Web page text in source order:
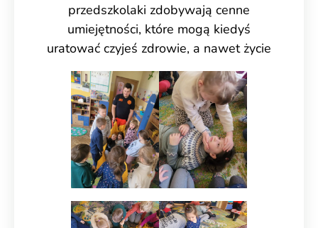
przedszkolaki zdobywają cenne
umiejętności, które mogą kiedyś
uratować czyjeś zdrowie, a nawet życie